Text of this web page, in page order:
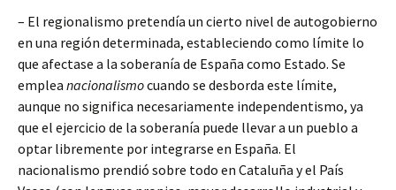
– El regionalismo pretendía un cierto nivel de autogobierno
en una región determinada, estableciendo como límite lo
que afectase a la soberanía de España como Estado. Se
emplea nacionalismocuando se desborda este límite,
aunque no significa necesariamente independentismo, ya
que el ejercicio de la soberanía puede llevar a un pueblo a
optar libremente por integrarse en España. El
nacionalismo prendió sobre todo en Cataluña y el País